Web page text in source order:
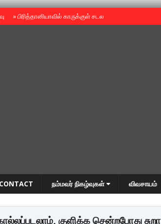
»பிரித்தானியாவில் காருக்குள் சடலம் -தமிழருடையதா ?
CONTACT நம்மவர் நிகழ்வுகள் விவசாயம்
குளிக்க சென்றபோது சுறா